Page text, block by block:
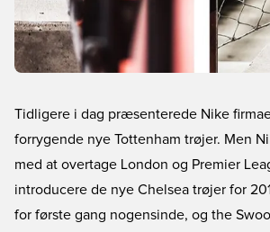
Tidligere i dag præsenterede Nike
forrygende nye Tottenham trøjer. Men
med at overtage London og Premier
introducere de nye Chelsea trøjer for
for første gang nogensinde, og the